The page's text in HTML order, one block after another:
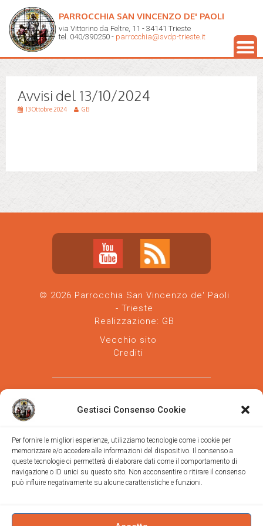
Gestisci Consenso Cookie
Per fornire le migliori esperienze, utilizziamo tecnologie come i cookie per
memorizzare e/o accedere alle informazioni del dispositivo. Il consenso a
queste tecnologie ci permetterà di elaborare dati come il comportamento di
navigazione o ID unici su questo sito. Non acconsentire o ritirare il consenso
può influire negativamente su alcune caratteristiche e funzioni.
PARROCCHIA SAN VINCENZO DE' PAOLI
via Vittorino da Feltre, 11 - 34141 Trieste
tel. 040/390250 - parrocchia@svdp-trieste.it
Avvisi del 13/10/2024
13 Ottobre 2024 GB
© 2026 Parrocchia San Vincenzo de' Paoli
- Trieste
Realizzazione: GB
Vecchio sito
Crediti
Parrocchia san Vincenzo de' Paoli-Diocesi
di Trieste
via Vittorino da Feltre, 11 (chiesa)
Trieste